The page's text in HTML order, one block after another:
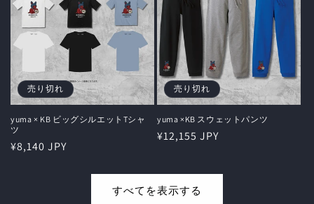
売り切れ
yuma × KB ビッグシルエットTシャ
ツ
通
¥8,140 JPY
売り切れ
yuma ×KB スウェットパンツ
通
格
¥12,155 JPY
すべてを表示する